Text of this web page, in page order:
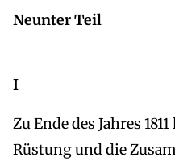
Neunter Teil
I
Zu Ende des Jahres
Rüstung und die